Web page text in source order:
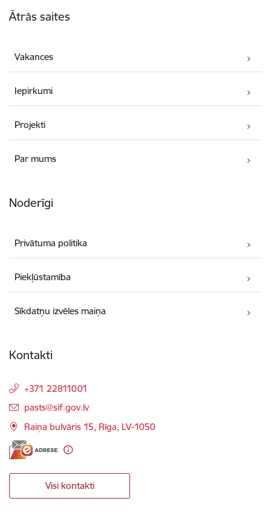
Ātrās saites
Vakances
Iepirkumi
Projekti
Par mums
Noderīgi
Privātuma politika
Piekļūstamība
Sīkdatņu izvēles maiņa
Kontakti
+371 22811001
E-pasts:
pasts@sif.gov.lv
Raiņa bulvāris 15, Rīga, LV-1050
Visi kontakti